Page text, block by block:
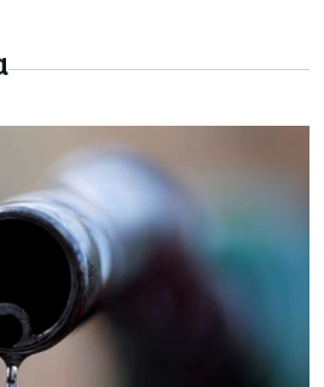
7η θέση παγκοσμίως στις
αγοράς
08-08-2026
κυπριακό διαβατήριο το 2026